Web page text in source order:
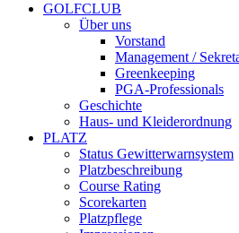
GOLFCLUB
Über uns
Vorstand
Management /
Greenkeeping
PGA-Professionals
Geschichte
Haus- und Kleiderordnung
PLATZ
Status Gewitterwarnsystem
Platzbeschreibung
Course Rating
Scorekarten
Platzpflege